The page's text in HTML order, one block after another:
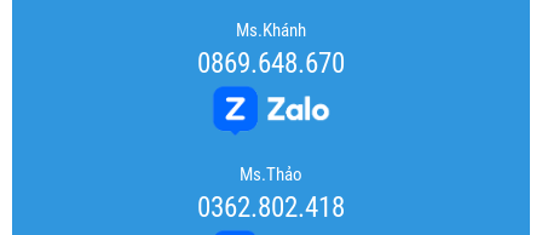
Ms.Khánh
0869.648.670
Ms.Thảo
0362.802.418